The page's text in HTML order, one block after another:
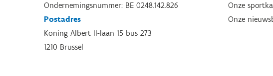
Ondernemingsnummer: BE 0248.142.826
Postadres
Koning Albert II-laan 15 bus 273
1210 Brussel
Onze
Onze